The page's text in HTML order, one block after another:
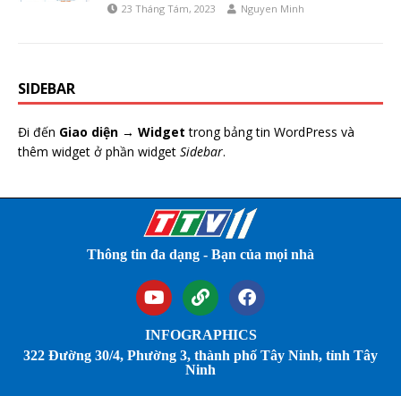
23 Tháng Tám, 2023 Nguyen Minh
SIDEBAR
Đi đến Giao diện → Widget trong bảng tin WordPress và
thêm widget ở phần widget Sidebar.
Thông tin đa dạng - Bạn của mọi nhà
INFOGRAPHICS
322 Đường 30/4, Phường 3, thành phố Tây Ninh, tỉnh Tây
Ninh